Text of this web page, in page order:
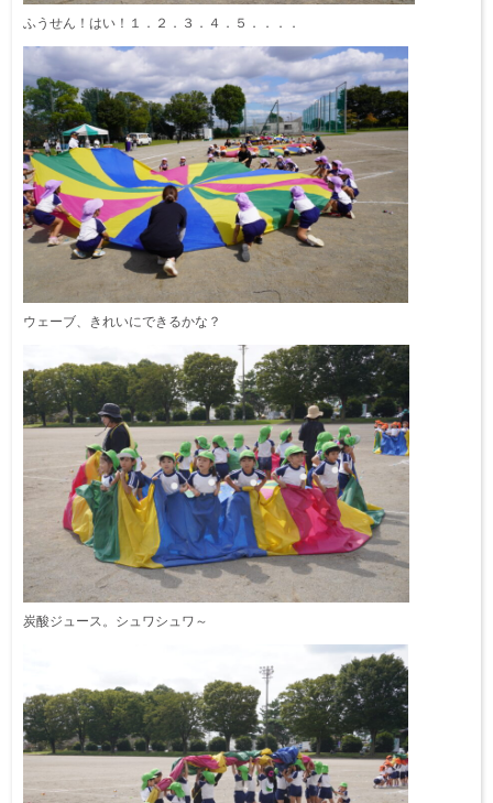
ふうせん！はい！１．２．３．４．５．．．．
ウェーブ、きれいにできるかな？
炭酸ジュース。シュワシュワ～